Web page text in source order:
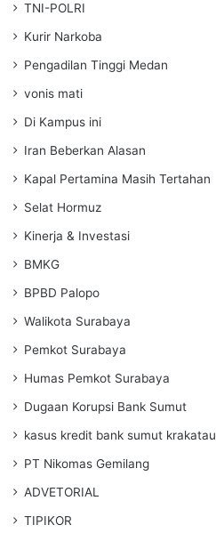
TNI-POLRI
Kurir Narkoba
Pengadilan Tinggi Medan
vonis mati
Di Kampus ini
Iran Beberkan Alasan
Kapal Pertamina Masih Tertahan
Selat Hormuz
Kinerja & Investasi
BMKG
BPBD Palopo
Walikota Surabaya
Pemkot Surabaya
Humas Pemkot Surabaya
Dugaan Korupsi Bank Sumut
kasus kredit bank sumut krakatau
PT Nikomas Gemilang
ADVETORIAL
TIPIKOR